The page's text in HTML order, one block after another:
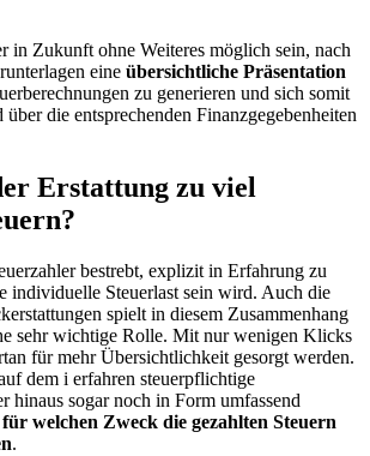
in Zukunft ohne Weiteres möglich sein, nach
eine übersichtliche Präsentation
zu generieren und sich somit
die entsprechenden Finanzgegebenheiten
Erstattung zu viel
bestrebt, explizit in Erfahrung zu
individuelle Steuerlast sein wird. Auch die
spielt in diesem Zusammenhang
sehr wichtige Rolle. Mit nur wenigen Klicks
für mehr Übersichtlichkeit gesorgt werden.
dem i erfahren steuerpflichtige
hinaus sogar noch in Form umfassend
für welchen Zweck die gezahlten Steuern
.